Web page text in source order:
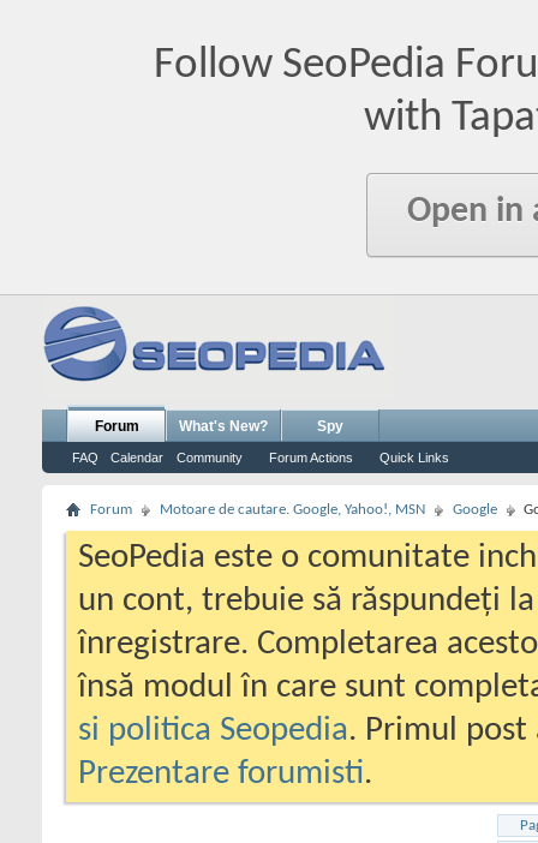
Follow SeoPedia
with
Open in
Forum
FAQ Calendar Community Forum Actions Quick Links
What's New? Spy
Forum Motoare de cautare. Google, Yahoo!, MSN Google
SeoPedia este o comunitate
un cont, trebuie să răspundeți
înregistrare. Completarea
însă modul în care sunt
si politica Seopedia. Primul
Prezentare forumisti.